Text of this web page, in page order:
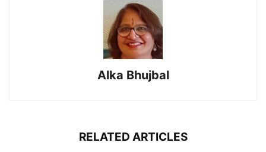
Alka Bhujbal
RELATED ARTICLES